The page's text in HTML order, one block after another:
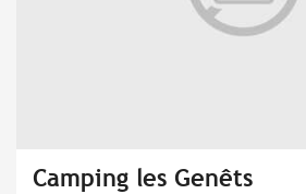
Camping les Genêts